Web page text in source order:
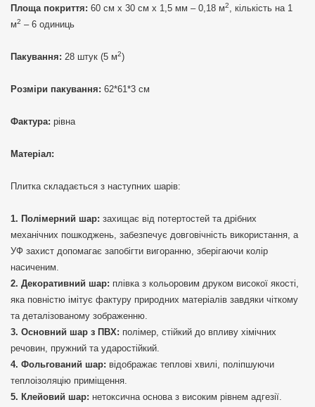
Площа покриття: 60 см х 30 см х 1,5 мм – 0,18 м2, кількість на 1
м2 – 6 одиниць
Пакування: 28 штук (5 м2)
Розміри пакування: 62*61*3 см
Фактура: рівна
Матеріал:
Плитка складається з наступних шарів:
Полімерний шар: захищає від потертостей та дрібних
механічних пошкоджень, забезпечує довговічність використання, а
УФ захист допомагає запобігти вигоранню, зберігаючи колір
насиченим.
Декоративний шар: плівка з кольоровим друком високої якості,
яка повністю імітує фактуру природних матеріалів завдяки чіткому
та деталізованому зображенню.
Основний шар з ПВХ: полімер, стійкий до впливу хімічних
речовин, пружний та ударостійкий.
Фольгований шар: відображає теплові хвилі, поліпшуючи
теплоізоляцію приміщення.
Клейовий шар: нетоксична основа з високим рівнем адгезії.